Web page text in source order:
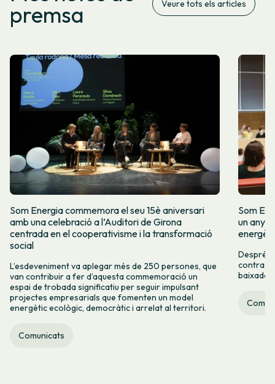
premsa Veure tots els articles
Som Energia commemora el seu 15è aniversari
amb una celebració a l’Auditori de Girona
centrada en el cooperativisme i la transformació
social
L’esdeveniment va aplegar més de 250 persones, que
van contribuir a fer d’aquesta commemoració un
espai de trobada significatiu per seguir impulsant
projectes empresarials que fomenten un model
energètic ecològic, democràtic i arrelat al territori.
Comunicats
Som
un any
Després
baixada